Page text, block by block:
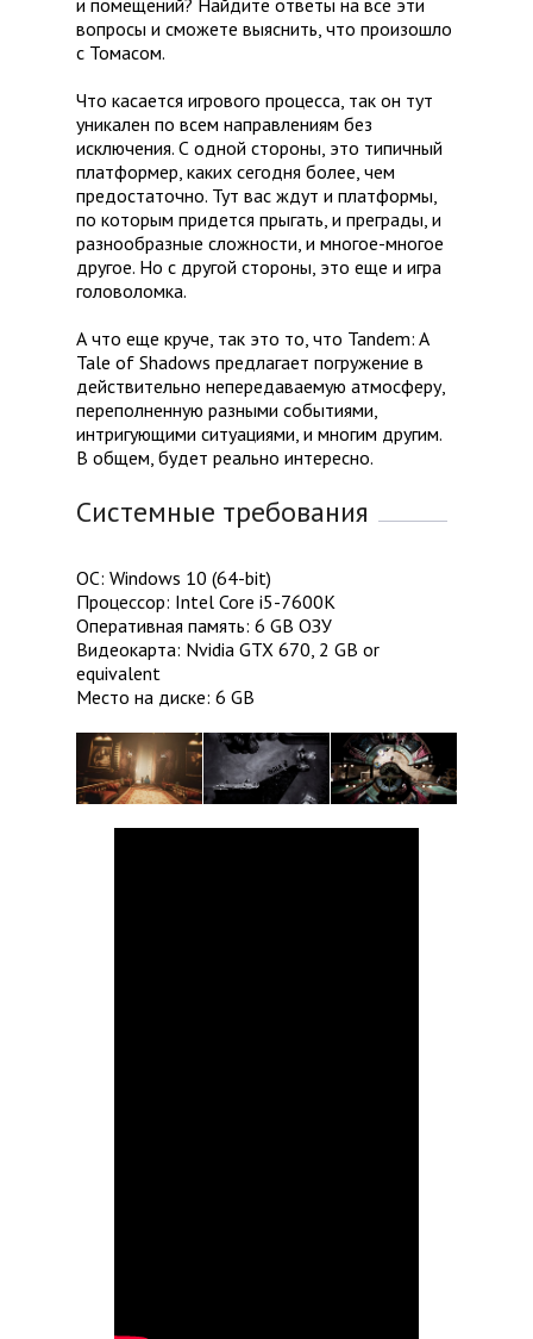
и помещений? Найдите ответы на все эти
вопросы и сможете выяснить, что произошло
с Томасом.
Что касается игрового процесса, так он тут
уникален по всем направлениям без
исключения. С одной стороны, это типичный
платформер, каких сегодня более, чем
предостаточно. Тут вас ждут и платформы,
по которым придется прыгать, и преграды, и
разнообразные сложности, и многое-многое
другое. Но с другой стороны, это еще и игра
головоломка.
А что еще круче, так это то, что Tandem: A
Tale of Shadows предлагает погружение в
действительно непередаваемую атмосферу,
переполненную разными событиями,
интригующими ситуациями, и многим другим.
В общем, будет реально интересно.
Системные требования
ОС: Windows 10 (64-bit)
Процессор: Intel Core i5-7600K
Оперативная память: 6 GB ОЗУ
Видеокарта: Nvidia GTX 670, 2 GB or
equivalent
Место на диске: 6 GB